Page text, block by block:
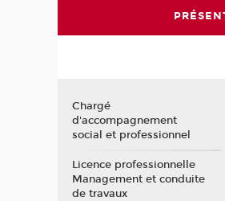
Chargé
d'accompagnement
social et professionnel
Licence professionnelle
Management et conduite
de travaux